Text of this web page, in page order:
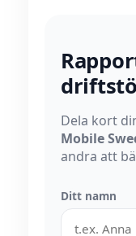
Dela kort
Mobile
andra att
Ditt namn